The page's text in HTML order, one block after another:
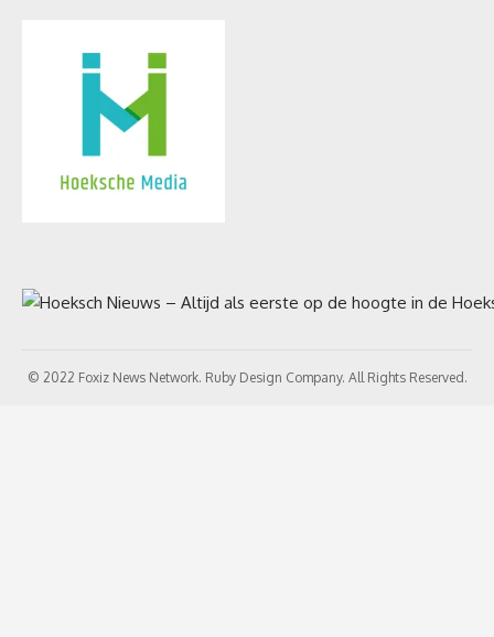
© 2022 Foxiz News Network. Ruby Design Company. All Rights Reserved.